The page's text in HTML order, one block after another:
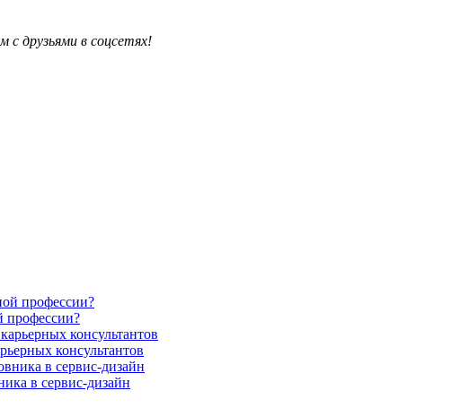
с друзьями в соцсетях!
профессии?
консультантов
в сервис-дизайн